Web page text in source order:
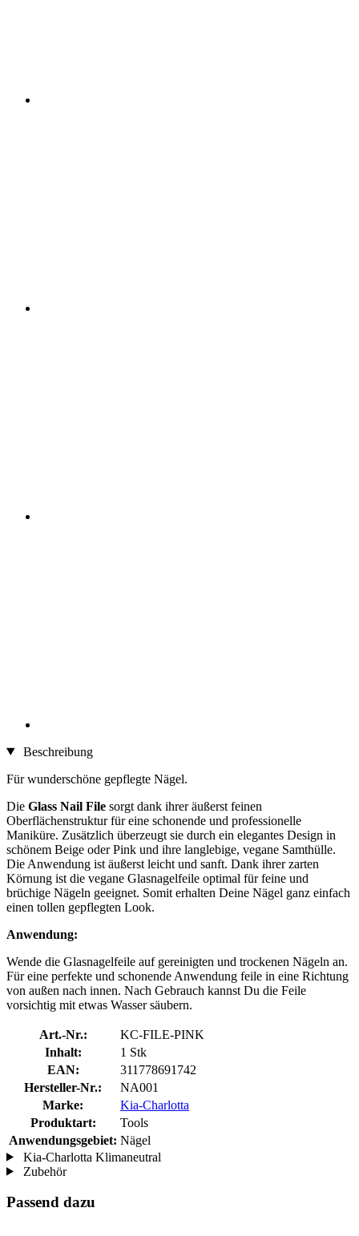
Beschreibung
Für wunderschöne gepflegte Nägel.
Die Glass Nail File sorgt dank ihrer äußerst feinen
Oberflächenstruktur für eine schonende und professionelle
Maniküre. Zusätzlich überzeugt sie durch ein elegantes Design in
schönem Beige oder Pink und ihre langlebige, vegane Samthülle.
Die Anwendung ist äußerst leicht und sanft. Dank ihrer zarten
Körnung ist die vegane Glasnagelfeile optimal für feine und
brüchige Nägeln geeignet. Somit erhalten Deine Nägel ganz einfach
einen tollen gepflegten Look.
Anwendung:
Wende die Glasnagelfeile auf gereinigten und trockenen Nägeln an.
Für eine perfekte und schonende Anwendung feile in eine Richtung
von außen nach innen. Nach Gebrauch kannst Du die Feile
vorsichtig mit etwas Wasser säubern.
Art.-Nr.:
KC-FILE-PINK
Inhalt:
1 Stk
EAN:
311778691742
Hersteller-Nr.:
NA001
Marke:
Kia-Charlotta
Produktart:
Tools
Anwendungsgebiet: Nägel
Kia-Charlotta Klimaneutral
Zubehör
Passend dazu